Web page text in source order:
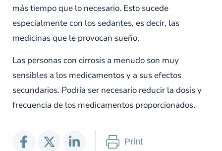
más tiempo que lo necesario. Esto sucede
especialmente con los sedantes, es decir, las
medicinas que le provocan sueño.
Las personas con cirrosis a menudo son muy
sensibles a los medicamentos y a sus efectos
secundarios. Podría ser necesario reducir la dosis y
frecuencia de los medicamentos proporcionados.
Print